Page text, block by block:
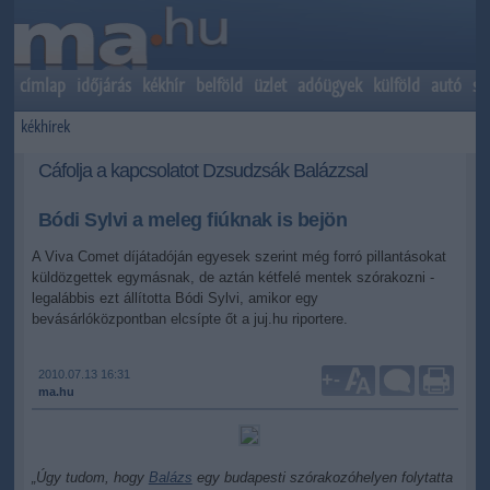
címlap időjárás kékhír belföld üzlet adóügyek külföld autó
kékhírek
Cáfolja a kapcsolatot Dzsudzsák Balázzsal
Bódi Sylvi a meleg fiúknak is bejön
A Viva Comet díjátadóján egyesek szerint még forró pillantásokat
küldözgettek egymásnak, de aztán kétfelé mentek szórakozni -
legalábbis ezt állította Bódi Sylvi, amikor egy
bevásárlóközpontban elcsípte őt a juj.hu riportere.
2010.07.13 16:31
ma.hu
+-
„Úgy tudom, hogy Balázs egy budapesti szórakozóhelyen folytatta